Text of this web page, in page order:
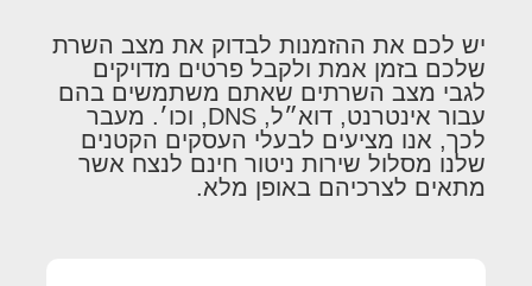
יש לכם את ההזמנות לבדוק את מצב השרת
שלכם בזמן אמת ולקבל פרטים מדויקים
לגבי מצב השרתים שאתם משתמשים בהם
עבור אינטרנט, דוא״ל, DNS, וכו׳. מעבר
לכך, אנו מציעים לבעלי העסקים הקטנים
שלנו מסלול שירות ניטור חינם לנצח אשר
מתאים לצרכיהם באופן מלא.